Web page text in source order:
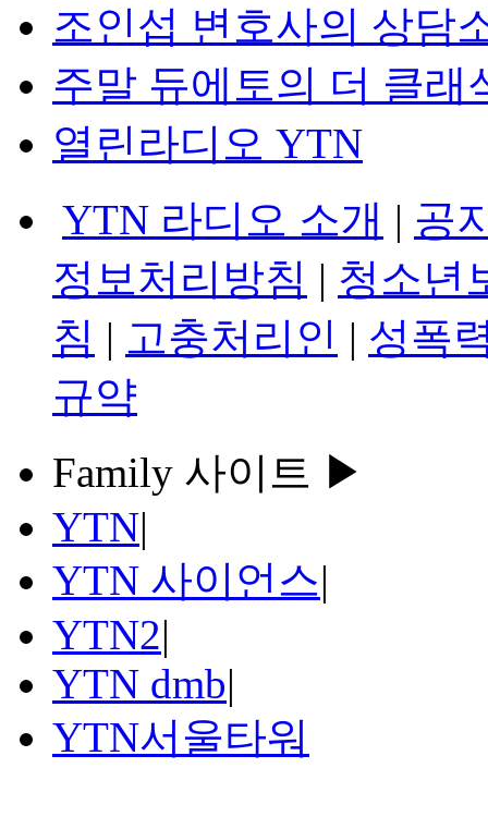
조인섭 변호사의 상담
주말 듀에토의 더 클래
열린라디오 YTN
YTN 라디오 소개 | 공
정보처리방침 | 청소년
침 | 고충처리인 | 성폭
규약
Family 사이트 ▶
YTN|
YTN 사이언스|
YTN2|
YTN dmb|
YTN서울타워